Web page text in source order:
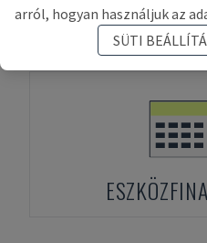
ELŐRE
arról, hogyan használjuk az
SÜTI